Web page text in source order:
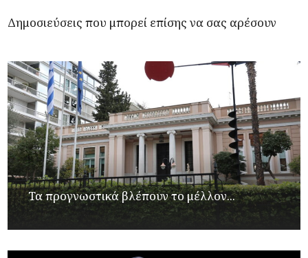
Δημοσιεύσεις που μπορεί επίσης να σας αρέσουν
Τα προγνωστικά βλέπουν το μέλλον...